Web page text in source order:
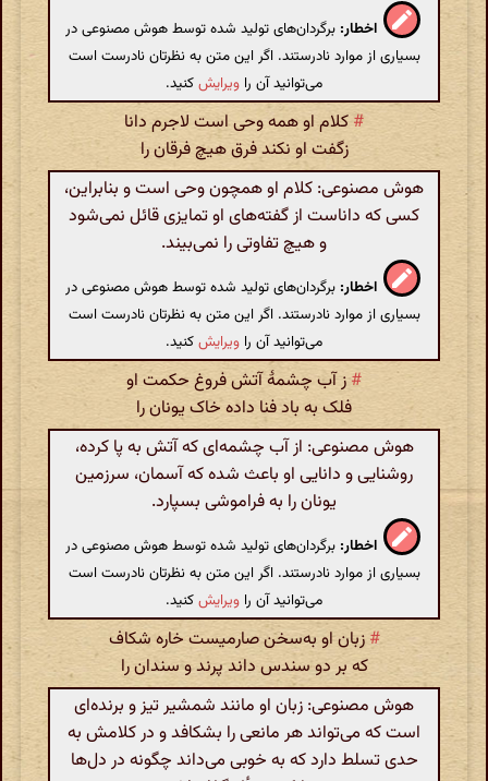
اخطار: برگردان‌های تولید شده توسط هوش مصنوعی در
بسیاری از موارد نادرستند. اگر این متن به نظرتان نادرست است
می‌توانید آن را ویرایشکنید.
# کلام او همه وحی است لاجرم دانا
زگفت او نکند فرق هیچ فرقان را
هوش مصنوعی: کلام او همچون وحی است و بنابراین،
کسی که داناست از گفته‌های او تمایزی قائل نمی‌شود
و هیچ تفاوتی را نمی‌بیند.
اخطار: برگردان‌های تولید شده توسط هوش مصنوعی در
بسیاری از موارد نادرستند. اگر این متن به نظرتان نادرست است
می‌توانید آن را ویرایشکنید.
# ز آب چشمهٔ آتش فروغ حکمت او
فلک به باد فنا داده خاک یونان را
هوش مصنوعی: از آب چشمه‌ای که آتش به پا کرده،
روشنایی و دانایی او باعث شده که آسمان، سرزمین
یونان را به فراموشی بسپارد.
اخطار: برگردان‌های تولید شده توسط هوش مصنوعی در
بسیاری از موارد نادرستند. اگر این متن به نظرتان نادرست است
می‌توانید آن را ویرایشکنید.
# زبان او به‌سخن صارمیست خاره شکاف
که بر دو سندس داند پرند و سندان را
هوش مصنوعی: زبان او مانند شمشیر تیز و برنده‌ای
است که می‌تواند هر مانعی را بشکافد و در کلامش به
حدی تسلط دارد که به خوبی می‌داند چگونه در دل‌ها